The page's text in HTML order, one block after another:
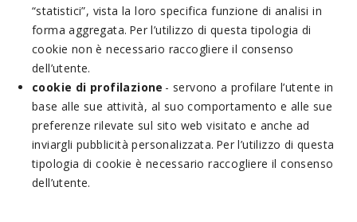
“statistici”, vista la loro specifica funzione di analisi in
forma aggregata. Per l’utilizzo di questa tipologia di
cookie non è necessario raccogliere il consenso
dell’utente.
cookie di profilazione - servono a profilare l’utente in
base alle sue attività, al suo comportamento e alle sue
preferenze rilevate sul sito web visitato e anche ad
inviargli pubblicità personalizzata. Per l’utilizzo di questa
tipologia di cookie è necessario raccogliere il consenso
dell’utente.